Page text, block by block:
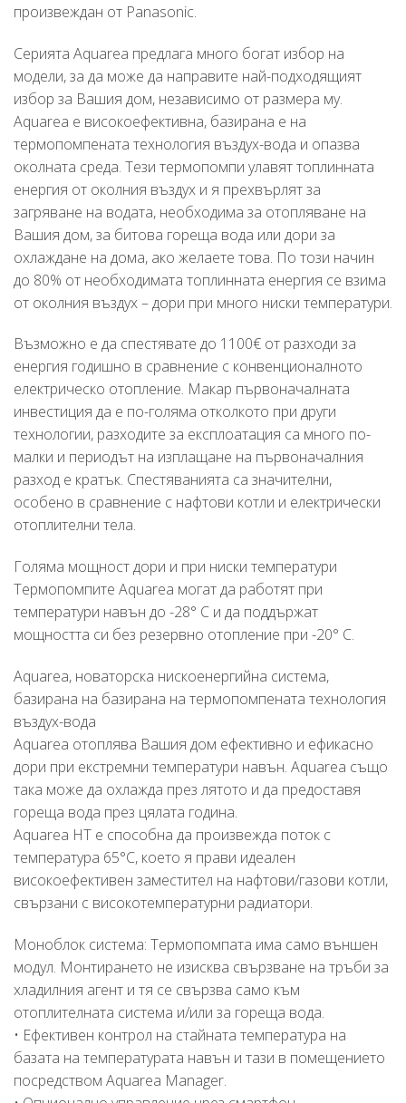
произвеждан от Panasonic.
Серията Aquarea предлага много богат избор на
модели, за да може да направите най-подходящият
избор за Вашия дом, независимо от размера му.
Aquarea е високоефективна, базирана е на
термопомпената технология въздух-вода и опазва
околната среда. Тези термопомпи улавят топлинната
енергия от околния въздух и я прехвърлят за
загряване на водата, необходима за отопляване на
Вашия дом, за битова гореща вода или дори за
охлаждане на дома, ако желаете това. По този начин
до 80% от необходимата топлинната енергия се взима
от околния въздух – дори при много ниски температури.
Възможно е да спестявате до 1100€ от разходи за
енергия годишно в сравнение с конвенционалното
електрическо отопление. Макар първоначалната
инвестиция да е по-голяма отколкото при други
технологии, разходите за експлоатация са много по-
малки и периодът на изплащане на първоначалния
разход е кратък. Спестяванията са значителни,
особено в сравнение с нафтови котли и електрически
отоплителни тела.
Голяма мощност дори и при ниски температури
Термопомпите Aquarea могат да работят при
температури навън до -28° C и да поддържат
мощността си без резервно отопление при -20° C.
Aquarea, новаторска нискоенергийна система,
базирана на базирана на термопомпената технология
въздух-вода
Aquarea отоплява Вашия дом ефективно и ефикасно
дори при екстремни температури навън. Aquarea също
така може да охлажда през лятото и да предоставя
гореща вода през цялата година.
Aquarea HT е способна да произвежда поток с
температура 65°C, което я прави идеален
високоефективен заместител на нафтови/газови котли,
свързани с високотемпературни радиатори.
Моноблок система: Термопомпата има само външен
модул. Монтирането не изисква свързване на тръби за
хладилния агент и тя се свързва само към
отоплителната система и/или за гореща вода.
• Ефективен контрол на стайната температура на
базата на температурата навън и тази в помещението
посредством Aquarea Manager.